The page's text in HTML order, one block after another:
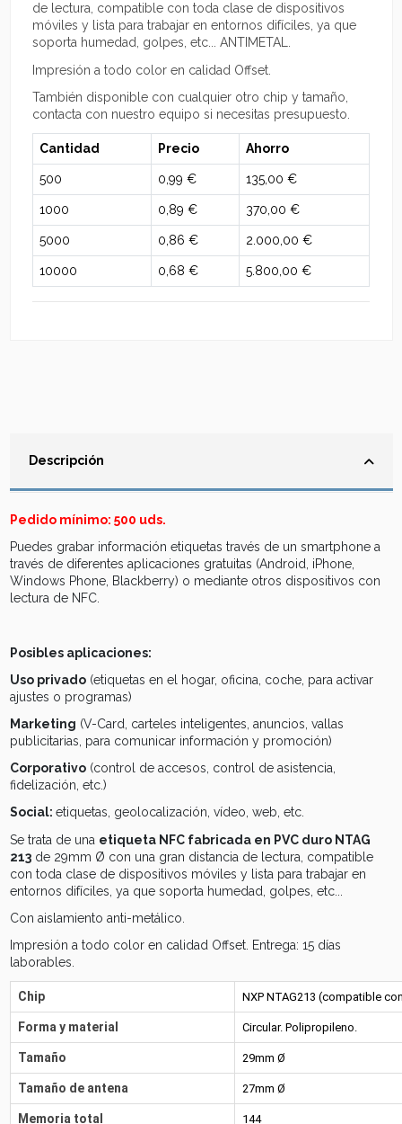
de lectura, compatible con toda clase de dispositivos
móviles y lista para trabajar en entornos difíciles, ya que
soporta humedad, golpes, etc... ANTIMETAL.
Impresión a todo color en calidad Offset.
También disponible con cualquier otro chip y tamaño,
contacta con nuestro equipo si necesitas presupuesto.
Cantidad Precio Ahorro
500 0,99 € 135,00 €
1000 0,89 € 370,00 €
5000 0,86 € 2.000,00 €
10000 0,68 € 5.800,00 €
Descripción
Pedido mínimo: 500 uds.
Puedes grabar información etiquetas través de un smartphone a
través de diferentes aplicaciones gratuitas (Android, iPhone,
Windows Phone, Blackberry) o mediante otros dispositivos con
lectura de NFC.
Posibles aplicaciones:
Uso privado(etiquetas en el hogar, oficina, coche, para activar
ajustes o programas)
Marketing (V-Card, carteles inteligentes, anuncios, vallas
publicitarias, para comunicar información y promoción)
Corporativo(control de accesos, control de asistencia,
fidelización, etc.)
Social: etiquetas, geolocalización, vídeo, web, etc.
Se trata de una etiqueta NFC fabricada en PVC duro NTAG
213de 29mm Ø con una gran distancia de lectura, compatible
con toda clase de dispositivos móviles y lista para trabajar en
entornos difíciles, ya que soporta humedad, golpes, etc...
Con aislamiento anti-metálico.
Impresión a todo color en calidad Offset. Entrega: 15 días
laborables.
Chip NXP NTAG213 (compatible
Forma y material Circular. Polipropileno.
Tamaño 29mm Ø
Tamaño de antena 27mm Ø
Memoria total 144